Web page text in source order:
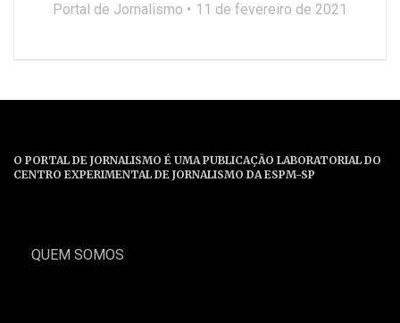
Portal de Jornalismo 11 de fevereiro de 2021
O PORTAL DE JORNALISMO É UMA PUBLICAÇÃO LABORATORIAL DO
CENTRO EXPERIMENTAL DE JORNALISMO DA ESPM-SP
QUEM SOMOS